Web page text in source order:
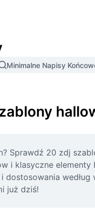
Minimalne Napisy
Sprawdź 20 zdj
i klasyczne
już dziś!